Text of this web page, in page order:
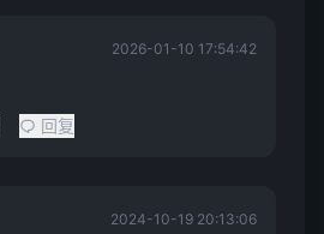
2026-01-10 17:54:42
回复
2024-10-19 20:13:06